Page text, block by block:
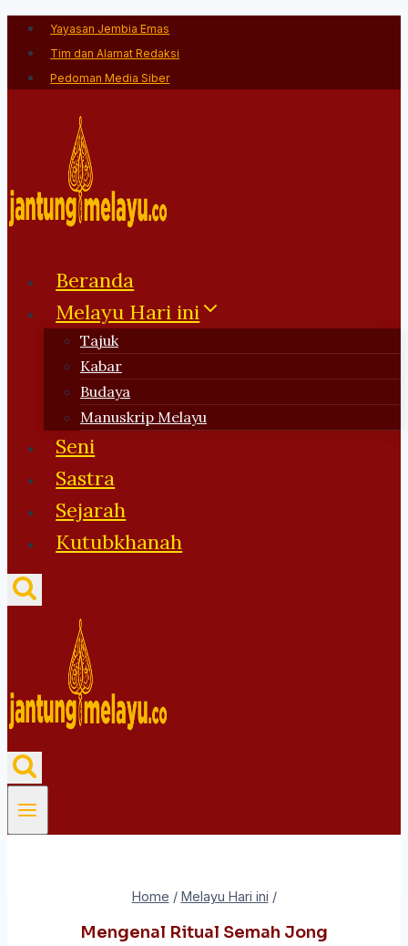
Skip
content
Yayasan Jembia Emas
Tim dan Alamat Redaksi
Pedoman Media Siber
Beranda
Melayu Hari ini
Tajuk
Kabar
Budaya
Manuskrip Melayu
Seni
Sastra
Sejarah
Kutubkhanah
Home / Melayu Hari ini /
Mengenal Ritual Semah Jong